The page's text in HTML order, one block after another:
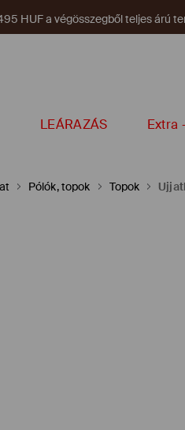
HUF a végösszegből teljes árú
LEÁRAZÁS Extra
Pólók, topok Topok